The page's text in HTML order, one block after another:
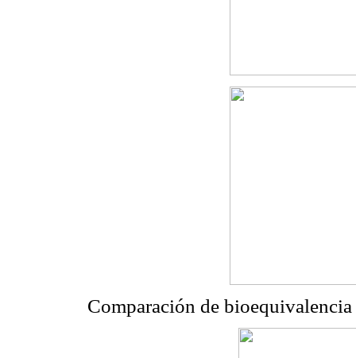
Comparación de